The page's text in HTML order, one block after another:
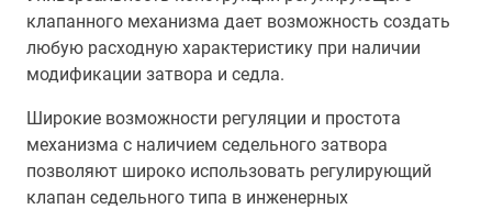
клапанного механизма дает возможность создать
любую расходную характеристику при наличии
модификации затвора и седла.
Широкие возможности регуляции и простота
механизма с наличием седельного затвора
позволяют широко использовать регулирующий
клапан седельного типа в инженерных